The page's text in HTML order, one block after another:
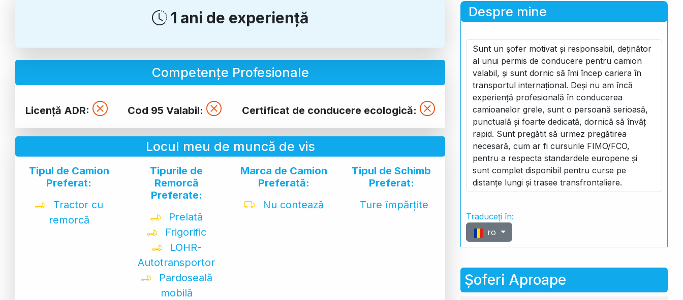
1 ani de experiență
Competențe Profesionale
Licență ADR: Cod 95 Valabil: Certificat de conducere ecologică:
Locul meu de muncă de vis
Tipul de Camion
Preferat:
Tractor cu
remorcă
Tipurile de
Remorcă
Preferate:
Prelată
Frigorific
LOHR-
Autotransportor
Pardoseală
mobilă
Marca de Camion
Preferată:
Nu contează
Tipul de Schimb
Preferat:
Ture împărțite
Despre mine
Sunt un șofer motivat și responsabil, deținător
al unui permis de conducere pentru camion
valabil, și sunt dornic să îmi încep cariera în
transportul internațional. Deși nu am încă
experiență profesională în conducerea
camioanelor grele, sunt o persoană serioasă,
punctuală și foarte dedicată, dornică să învăț
rapid. Sunt pregătit să urmez pregătirea
necesară, cum ar fi cursurile FIMO/FCO,
pentru a respecta standardele europene și
sunt complet disponibil pentru curse pe
distanțe lungi și trasee transfrontaliere.
Traduceți în:
ro
Șoferi Aproape